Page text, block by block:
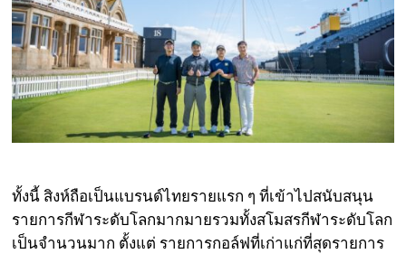
ทั้งนี้ สิงห์ถือเป็นแบรนด์ไทยรายแรก ๆ ที่เข้าไปสนับสนุน
รายการกีฬาระดับโลกมากมายรวมทั้งสโมสรกีฬาระดับโลก
เป็นจำนวนมาก ตั้งแต่ รายการกอล์ฟที่เก่าแก่ที่สุดรายการ